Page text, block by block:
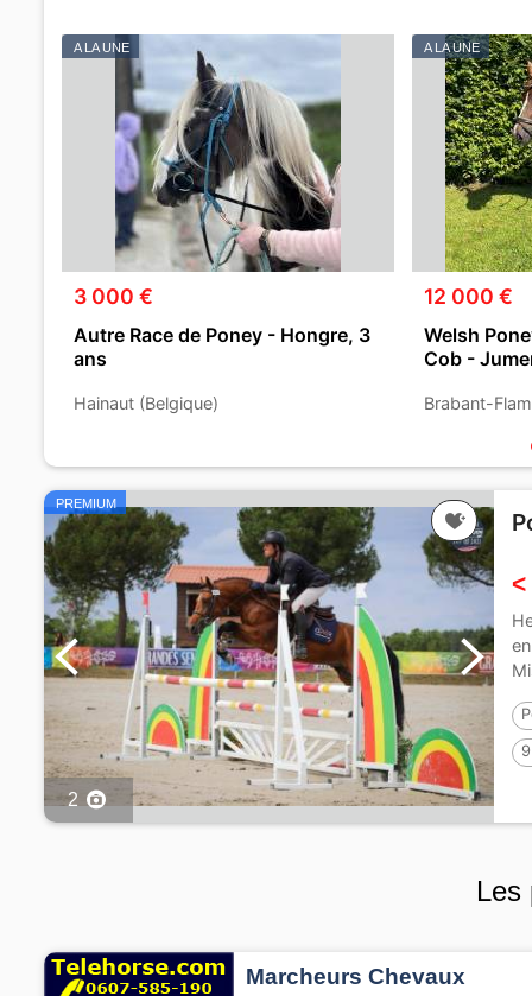
A LA UNE
3 000 €
Autre Race de Poney - Hongre, 3
ans
Hainaut (Belgique)
A LA UNE
12 000 €
Welsh
Cob -
Brabant-
PREMIUM
2
<
Les
Marcheurs Chevaux